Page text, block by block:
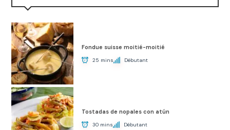
Fondue suisse moitié-moitié
25 mins Débutant
Tostadas de nopales con atún
30 mins Débutant